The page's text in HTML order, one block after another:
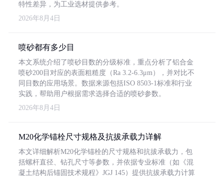
特性差异，为工业选材提供参考。
2026年8月4日
喷砂都有多少目
本文系统介绍了喷砂目数的分级标准，重点分析了铝合金
喷砂200目对应的表面粗糙度（Ra 3.2-6.3μm），并对比不
同目数的应用场景。数据来源包括ISO 8503-1标准和行业
实践，帮助用户根据需求选择合适的喷砂参数。
2026年8月4日
M20化学锚栓尺寸规格及抗拔承载力详解
本文详细解析M20化学锚栓的尺寸规格和抗拔承载力，包
括螺杆直径、钻孔尺寸等参数，并依据专业标准（如《混
凝土结构后锚固技术规程》JGJ 145）提供抗拔承载力计算